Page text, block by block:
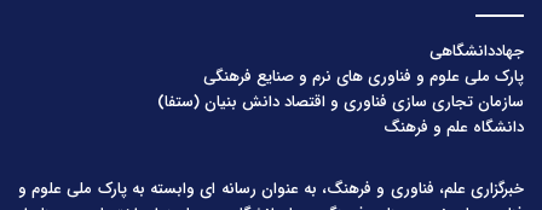
جهاددانشگاهی
پارک ملی علوم و فناوری های نرم و صنایع فرهنگی
سازمان تجاری سازی فناوری و اقتصاد دانش بنیان (ستفا)
دانشگاه علم و فرهنگ
خبرگزاری علم، فناوری و فرهنگ، به عنوان رسانه ای وابسته به پارک ملی علوم و